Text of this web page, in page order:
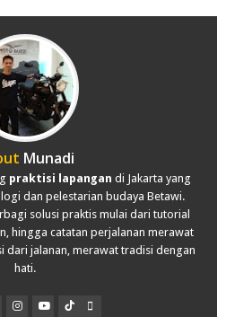
Munadi
praktisi lapangan di Jakarta yang
dan pelestarian budaya Betawi.
solusi praktis mulai dari tutorial
hingga catatan perjalanan merawat
dari jalanan, merawat tradisi dengan
hati.